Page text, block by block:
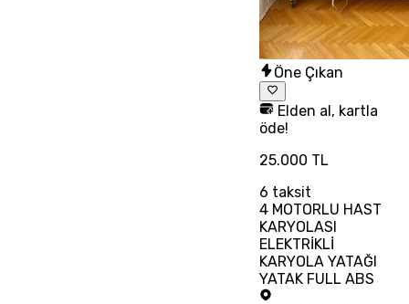
Öne Çıkan
Elden al, kartla
öde!
25.000 TL
6 taksit
4 MOTORLU HAST
KARYOLASI
ELEKTRİKLİ
KARYOLA YATAĞI
YATAK FULL ABS